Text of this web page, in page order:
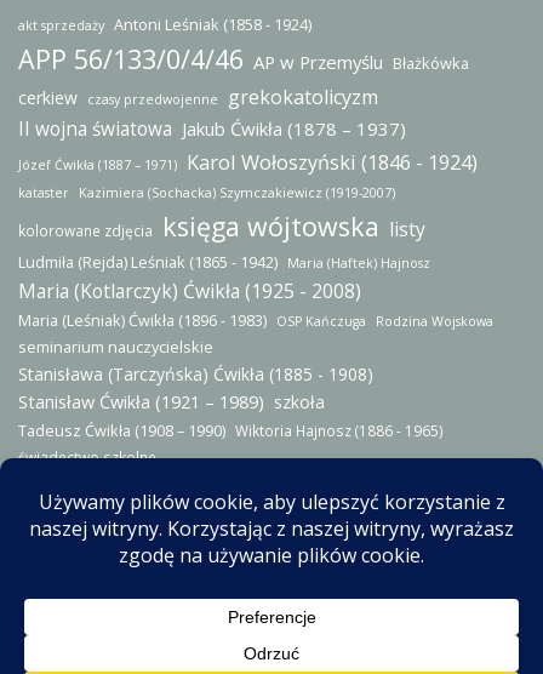
akt sprzedaży Antoni Leśniak (1858 - 1924)
APP 56/133/0/4/46 AP w Przemyślu Błażkówka
cerkiew czasy przedwojenne grekokatolicyzm
II wojna światowa Jakub Ćwikła (1878 – 1937)
Józef Ćwikła (1887 – 1971) Karol Wołoszyński (1846 - 1924)
kataster Kazimiera (Sochacka) Szymczakiewicz (1919-2007)
kolorowane zdjęcia księga wójtowska listy
Ludmiła (Rejda) Leśniak (1865 - 1942) Maria (Haftek) Hajnosz
Maria (Kotlarczyk) Ćwikła (1925 - 2008)
Maria (Leśniak) Ćwikła (1896 - 1983) OSP Kańczuga Rodzina Wojskowa
seminarium nauczycielskie
Stanisława (Tarczyńska) Ćwikła (1885 - 1908)
Stanisław Ćwikła (1921 – 1989) szkoła
Tadeusz Ćwikła (1908 – 1990) Wiktoria Hajnosz (1886 - 1965)
świadectwo szkolne
Ustawy z dn. 4 lutego 1994 r. o prawie autorskimi i prawach pokrewnych
wszelkie prawa do zamieszczonych tu zdjęć oraz treści są własnością ich
autora. Kopiowanie, przetwarzanie oraz używanie bez zgody autora jest
zabronione. Jeśli chcesz wykorzystać zawarte tu treści, skontaktuj się ze